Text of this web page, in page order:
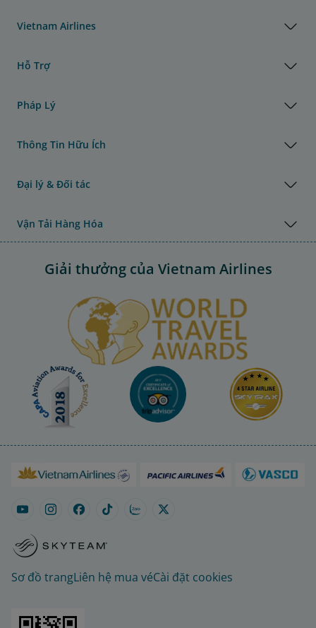
Vietnam Airlines
Hỗ Trợ
Pháp Lý
Thông Tin Hữu Ích
Đại lý & Đối tác
Vận Tải Hàng Hóa
Giải thưởng của Vietnam Airlines
Sơ đồ trangLiên hệ mua véCài đặt cookies